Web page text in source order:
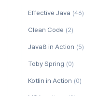
Effective Java (46)
Clean Code (2)
Java8 in Action (5)
Toby Spring (0)
Kotlin in Action (0)